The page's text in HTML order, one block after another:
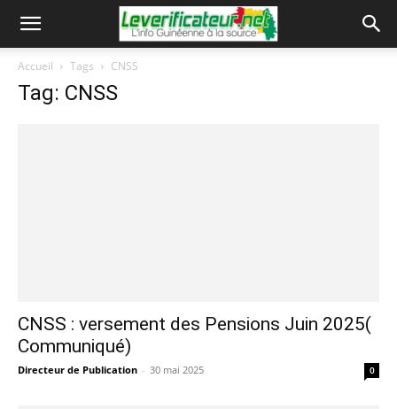
Accueil Tags CNSS
Tag: CNSS
CNSS : versement des Pensions Juin 2025(
Communiqué)
Directeur de Publication - 30 mai 2025 0